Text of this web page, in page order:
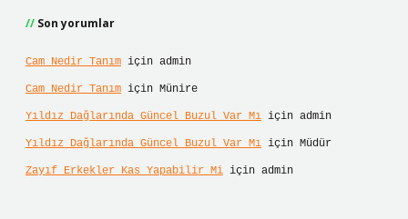
Son yorumlar
Cam Nedir Tanım için admin
Cam Nedir Tanım için Münire
Yıldız Dağlarında Güncel Buzul Var Mı için admin
Yıldız Dağlarında Güncel Buzul Var Mı için Müdür
Zayıf Erkekler Kas Yapabilir Mi için admin